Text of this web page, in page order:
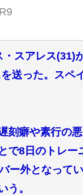
スアレス(31)
送った。スペ
刻癖や素行の
で8日のトレー
ー外となって
う。